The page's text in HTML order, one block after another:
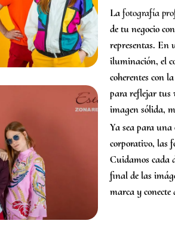
Lafotografía
de tu negocio
representas. En
iluminación, el
coherentes con
para reflejar tus
imagen sólida,
Ya sea para
corporativo, las
Cuidamos cada
final de las
marca y